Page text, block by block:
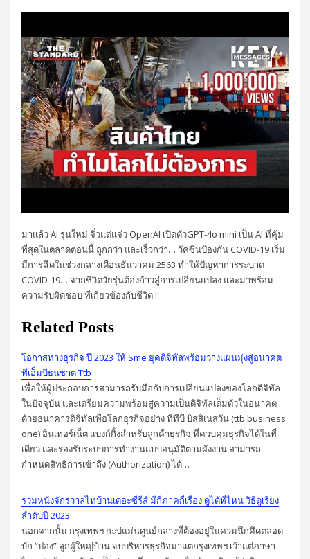
มาแล้ว AI รุ่นใหม่ จิ๋วแต่แจ๋ว OpenAI เปิดตัวGPT-4o mini เป็น AI ที่คุ้ม
ที่สุดในตลาดตอนนี้ ถูกกว่า และเร็วกว่า… วัคซีนป้องกัน COVID-19 เริ่ม
มีการฉีดในช่วงกลางเดือนธันวาคม 2563 ทำให้ปัญหาการระบาด
COVID-19… จากชีวิตวัยรุ่นต้องก้าวสู่การเปลี่ยนแปลง และมาพร้อม
ความรับผิดชอบ ที่เกี่ยวข้องกับชีวิต !!
Related Posts
โอกาสทางธุรกิจ ปี 2023 ให้ Sme ยุคดิจิทัลพร้อมวางแผนมุ่งสู่อนาคต
ทีเอ็มบีธนชาต Ttb
เพื่อให้ผู้ประกอบการสามารถรับมือกับการเปลี่ยนแปลงของโลกดิจิทัล
ในปัจจุบัน และเตรียมความพร้อมสู่ความเป็นดิจิทัลเต็มตัวในอนาคต
ด้วยธนาคารดิจิทัลเพื่อโลกธุรกิจอย่าง ทีทีบี บิสสิเนสวัน (ttb business
one) อินเทอร์เน็ต แบงก์กิ้งสำหรับลูกค้าธุรกิจ ที่ควบคุมธุรกิจได้ในที่
เดียว และรองรับระบบการทำงานแบบอนุมัติตามผังงาน สามารถ
กำหนดสิทธิการเข้าถึง (Authorization) ได้…
รวมหนังจักรวาลไทบ้านเดอะซีรีส์ มีกี่ภาคกี่เรื่อง ดูได้ที่ไหน วิธีดูเรียง
ลำดับปี 2023
นอกจากนั้น กรุงเทพฯ กะบ่แม่นศูนย์กลางที่ต้องอยู่ในควมนึกคึดตลอด
บัก “ป่อง” ลูกผู้ใหญ่บ้าน จบบริหารธุรกิจมาแต่กรุงเทพฯ เว้าแต่ภาษา